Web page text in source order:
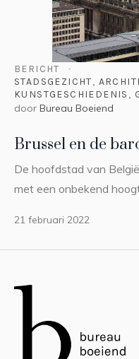
BERICHT
STADSGEZICHT,
KUNSTGESCHIEDENIS ,
door Bureau Boeiend
Brussel en de
De hoofdstad van
met een onbekend
21 februari 2022